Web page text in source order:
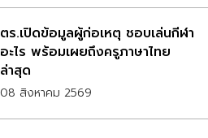
ตร.เปิดข้อมูลผู้ก่อเหตุ ชอบเล่นกีฬา
อะไร พร้อมเผยถึงครูภาษาไทย
ล่าสุด
08 สิงหาคม 2569